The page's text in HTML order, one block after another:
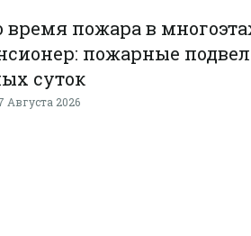
время пожара в
пожарные
суток
Августа 2026